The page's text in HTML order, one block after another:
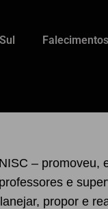
Falecimentos
– promoveu,
e
propor e